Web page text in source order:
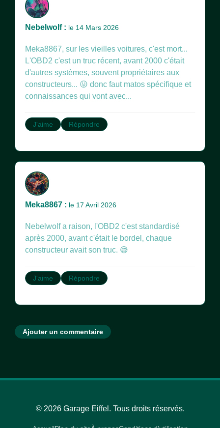
Nebelwolf : le 14 Mars 2026
Meka8867, sur les vieilles voitures, c'est mort...
L'OBD2 c'est un truc récent, avant 2000 c'était
d'autres systèmes, souvent propriétaires aux
constructeurs... 😛 donc faut matos spécifique et
connaissances qui vont avec...
J'aime Répondre
Meka8867 : le 17 Avril 2026
Nebelwolf a raison, l'OBD2 c'est standardisé
après 2000, avant c'était le bordel, chaque
constructeur avait son truc. 😅
J'aime Répondre
Ajouter un commentaire
© 2026 Garage Eiffel. Tous droits réservés.